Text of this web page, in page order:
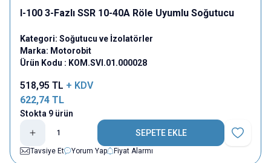
I-100 3-Fazlı SSR 10-40A Röle Uyumlu Soğutucu
Kategori: Soğutucu ve İzolatörler
Marka: Motorobit
Ürün Kodu : KOM.SVI.01.000028
518,95 TL + KDV
622,74 TL
Stokta 9 ürün
SEPETE EKLE
Favoriye
Tavsiye Et
Yorum Yap Fiyat Alarmı